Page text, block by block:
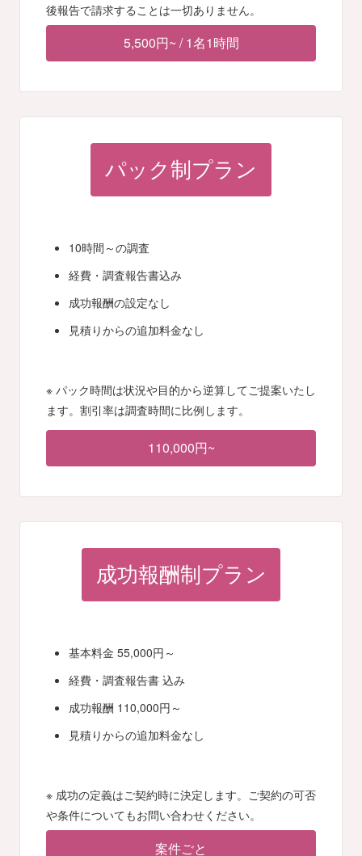
後報告で請求することは一切ありません。
5,500円~ / 1名1時間
パック制プラン
10時間～の調査
経費・調査報告書込み
成功報酬の設定なし
見積りからの追加料金なし
※ パック時間は状況や目的から逆算してご提案いたし
ます。割引率は調査時間に比例します。
110,000円~
成功報酬制プラン
基本料金 55,000円～
経費・調査報告書 込み
成功報酬 110,000円～
見積りからの追加料金なし
※ 成功の定義はご契約時に決定します。ご契約の可否
や条件についてもお問い合わせください。
案件ごと